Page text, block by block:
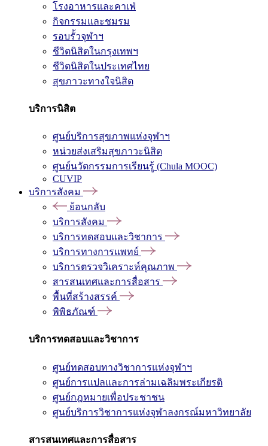
โรงอาหารและคาเฟ่
กิจกรรมและชมรม
รอบรั้วจุฬาฯ
ชีวิตนิสิตในกรุงเทพฯ
ชีวิตนิสิตในประเทศไทย
สุขภาวะทางใจนิสิต
บริการนิสิต
ศูนย์บริการสุขภาพแห่งจุฬาฯ
หน่วยส่งเสริมสุขภาวะนิสิต
ศูนย์นวัตกรรมการเรียนรู้ (Chula MOOC)
CUVIP
บริการสังคม
ย้อนกลับ
บริการสังคม
บริการทดสอบและวิชาการ
บริการทางการแพทย์
บริการตรวจวิเคราะห์คุณภาพ
สารสนเทศและการสื่อสาร
พื้นที่สร้างสรรค์
พิพิธภัณฑ์
บริการทดสอบและวิชาการ
ศูนย์ทดสอบทางวิชาการแห่งจุฬาฯ
ศูนย์การแปลและการล่ามเฉลิมพระเกียรติ
ศูนย์กฎหมายเพื่อประชาชน
ศูนย์บริการวิชาการแห่งจุฬาลงกรณ์มหาวิทยาลัย
สารสนเทศและการสื่อสาร